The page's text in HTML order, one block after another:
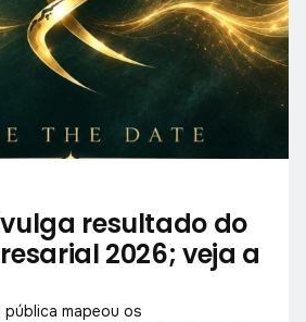
resultado do
2026; veja a
mapeou os